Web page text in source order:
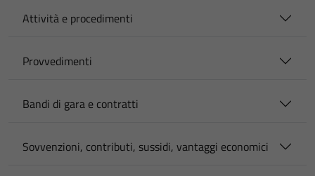
Attività e procedimenti
Provvedimenti
Bandi di gara e contratti
Sovvenzioni, contributi, sussidi, vantaggi economici